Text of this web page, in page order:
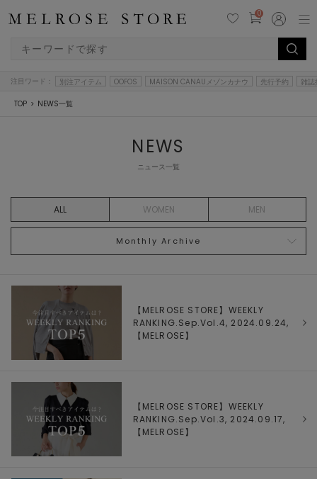
0
注目ワード： 別注アイテム OOFOS MAISON CANAUメゾンカナウ 先行予約 雑誌
TOP NEWS一覧
NEWS
ニュース一覧
ALL WOMEN MEN
Monthly Archive
【MELROSE STORE】WEEKLY
RANKING.Sep.Vol.4, 2024.09.24,
【 MELROSE】
【MELROSE STORE】WEEKLY
RANKING.Sep.Vol.3, 2024.09.17,
【 MELROSE】